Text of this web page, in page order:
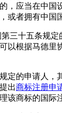
，应当在中国
或者拥有中国
三十五条规定
以根据马德里
定的申请人，
出商标注册申
该商标的国际